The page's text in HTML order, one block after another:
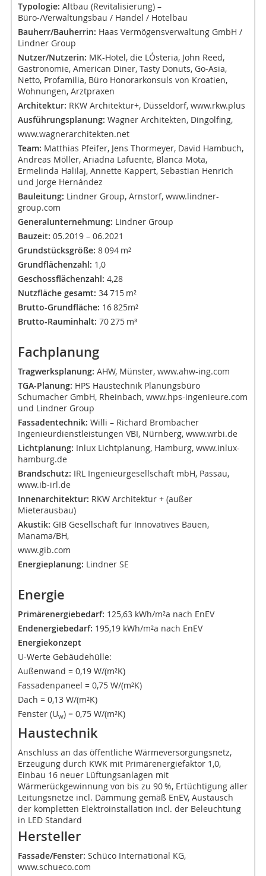
Typologie: Altbau (Revitalisierung) –
Büro-/Verwaltungsbau / Handel / Hotelbau
Bauherr/Bauherrin: Haas Vermögensverwaltung GmbH /
Lindner Group
Nutzer/Nutzerin: MK-Hotel, die LÓsteria, John Reed,
Gastronomie, American Diner, Tasty Donuts, Go-Asia,
Netto, Profamilia, Büro Honorarkonsuls von Kroatien,
Wohnungen, Arztpraxen
Architektur: RKW Architektur+, Düsseldorf, www.rkw.plus
Ausführungsplanung: Wagner Architekten, Dingolfing,
www.wagnerarchitekten.net
Team: Matthias Pfeifer, Jens Thormeyer, David Hambuch,
Andreas Möller, Ariadna Lafuente, Blanca Mota,
Ermelinda Halilaj, Annette Kappert, Sebastian Henrich
und Jorge Hernández
Bauleitung: Lindner Group, Arnstorf, www.lindner-
group.com
Generalunternehmung: Lindner Group
Bauzeit: 05.2019 – 06.2021
Grundstücksgröße: 8 094 m²
Grundflächenzahl: 1,0
Geschossflächenzahl: 4,28
Nutzfläche gesamt: 34 715 m²
Brutto-Grundfläche: 16 825m²
Brutto-Rauminhalt: 70 275 m³
Fachplanung
Tragwerksplanung: AHW, Münster, www.ahw-ing.com
TGA-Planung: HPS Haustechnik Planungsbüro
Schumacher GmbH, Rheinbach, www.hps-ingenieure.com
und Lindner Group
Fassadentechnik: Willi – Richard Brombacher
Ingenieurdienstleistungen VBI, Nürnberg, www.wrbi.de
Lichtplanung: Inlux Lichtplanung, Hamburg, www.inlux-
hamburg.de
Brandschutz: IRL Ingenieurgesellschaft mbH, Passau,
www.ib-irl.de
Innenarchitektur: RKW Architektur + (außer
Mieterausbau)
Akustik: GIB Gesellschaft für Innovatives Bauen,
Manama/BH,
www.gib.com
Energieplanung: Lindner SE
Energie
Primärenergiebedarf: 125,63 kWh/m²a nach EnEV
Endenergiebedarf: 195,19 kWh/m²a nach EnEV
Energiekonzept
U-Werte Gebäudehülle:
Außenwand = 0,19 W/(m²K)
Fassadenpaneel = 0,75 W/(m²K)
Dach = 0,13 W/(m²K)
Fenster (Uw) = 0,75 W/(m²K)
Haustechnik
Anschluss an das öffentliche Wärmeversorgungsnetz,
Erzeugung durch KWK mit Primärenergiefaktor 1,0,
Einbau 16 neuer Lüftungsanlagen mit
Wärmerückgewinnung von bis zu 90 %, Ertüchtigung aller
Leitungsnetze incl. Dämmung gemäß EnEV, Austausch
der kompletten Elektroinstallation incl. der Beleuchtung
in LED Standard
Hersteller
Fassade/Fenster: Schüco International KG,
www.schueco.com